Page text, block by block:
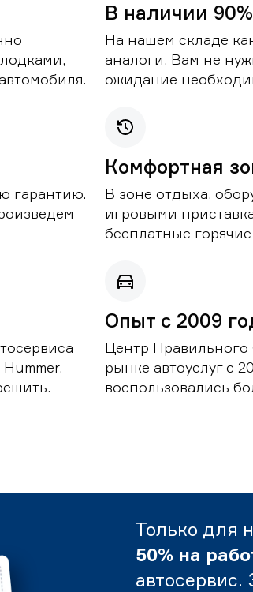
В наличии
На нашем складе
аналоги. Вам не
ожидание
гарантию.
Комфортная
В зоне отдыха,
игровыми
бесплатные
Опыт с 2009
Центр Правильного
рынке автоуслуг с
воспользовались
Только для
50% на
автосервис.